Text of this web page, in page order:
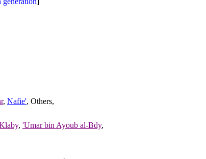
, Nafie', Others,
, 'Umar bin Ayoub al-Bdy,